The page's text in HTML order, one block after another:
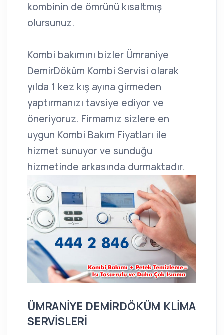
kombinin de ömrünü kısaltmış
olursunuz.
Kombi bakımını bizler Ümraniye
DemirDöküm Kombi Servisi olarak
yılda 1 kez kış ayına girmeden
yaptırmanızı tavsiye ediyor ve
öneriyoruz. Firmamız sizlere en
uygun Kombi Bakım Fiyatları ile
hizmet sunuyor ve sunduğu
hizmetinde arkasında durmaktadır.
ÜMRANİYE DEMİRDÖKÜM KLİMA
SERVİSLERİ